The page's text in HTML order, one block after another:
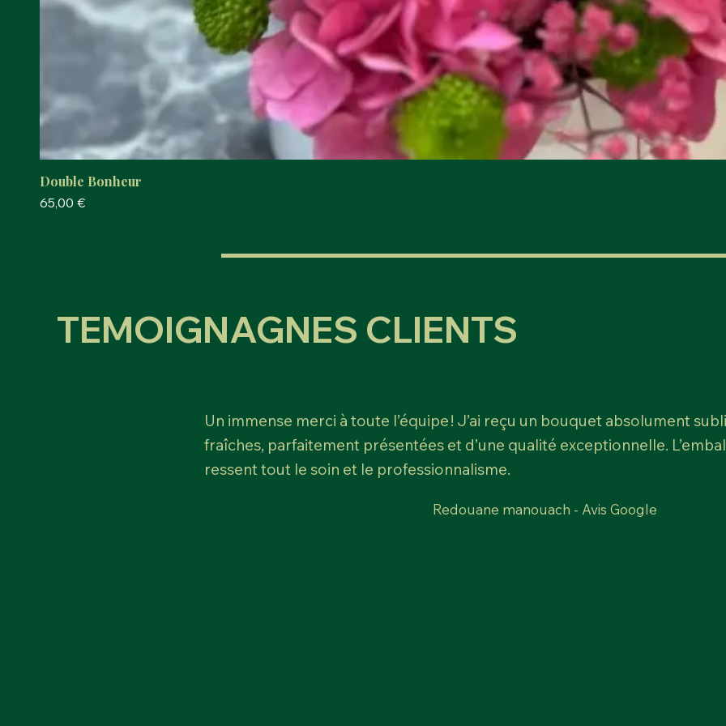
Double Bonheur
Prix
65,00 €
TEMOIGNAGNES CLIENTS
Un immense merci à toute l’équipe ! J’ai reçu un bouquet absolument
fraîches, parfaitement présentées et d’une qualité exceptionnelle.
ressent tout le soin et le professionnalisme.
Redouane manouach - Avis Google